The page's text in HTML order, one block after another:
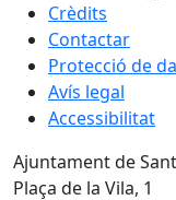
Crèdits
Contactar
Protecció de
Avís legal
Accessibilitat
Ajuntament de
Plaça de la Vila, 1